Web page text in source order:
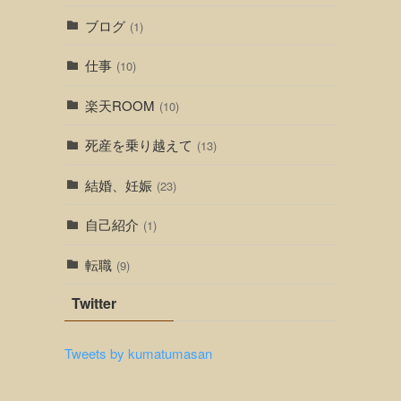
ブログ (1)
仕事 (10)
楽天ROOM (10)
死産を乗り越えて (13)
結婚、妊娠 (23)
自己紹介 (1)
転職 (9)
Twitter
Tweets by kumatumasan